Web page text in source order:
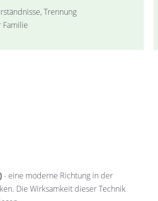
Trennung
Familie
- eine moderne Richtung in der
Die Wirksamkeit dieser Technik